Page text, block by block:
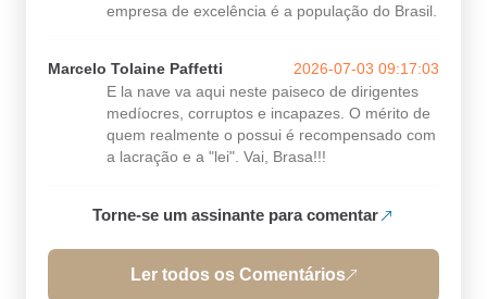
empresa de excelência é a população do Brasil.
Marcelo Tolaine Paffetti
2026-07-03 09:17:03
E la nave va aqui neste paiseco de dirigentes
medíocres, corruptos e incapazes. O mérito de
quem realmente o possui é recompensado com
a lacração e a "lei". Vai, Brasa!!!
Torne-se um assinante para comentar
Ler todos os Comentários